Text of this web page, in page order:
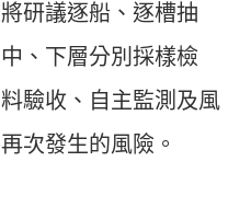
研議逐船、逐槽抽
、下層分別採樣檢
驗收、自主監測及風
次發生的風險。